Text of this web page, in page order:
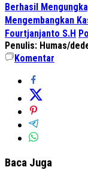
Berhasil
Mengembangkan
Fourtjanjanto S.H
Penulis: Humas/
Komentar
Baca Juga